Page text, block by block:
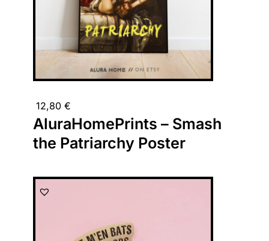
12,80 €
AluraHomePrints – Smash
the Patriarchy Poster